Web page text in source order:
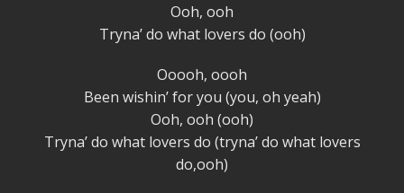
Ooh, ooh
Tryna’ do what lovers do (ooh)
Ooooh, oooh
Been wishin’ for you (you, oh yeah)
Ooh, ooh (ooh)
Tryna’ do what lovers do (tryna’ do what lovers
do,ooh)